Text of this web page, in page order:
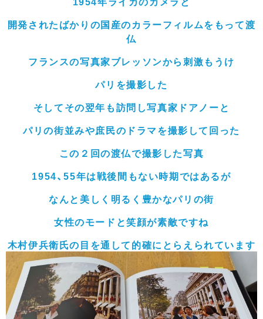
開発されたばかりの国産のカラーフィルムをもって渡
仏
フランスの写真家ブレッソンから刺激もうけ
パリを撮影した
そしてその翌年も訪問し写真家ドアノーと
パリの街並みや庶民のドラマを撮影して回った
この２回の渡仏で撮影した写真
1954、55年は戦後間もない時期ではあるが
なんと美しく明るく豊かなパリの街
女性のモードと笑顔が素敵ですね
木村伊兵衛氏の目を通して的確にとらえられています